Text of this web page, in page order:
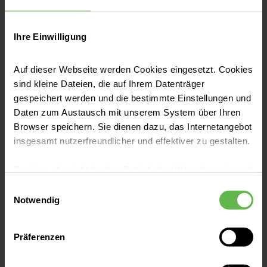
Ihre Einwilligung
Auf dieser Webseite werden Cookies eingesetzt. Cookies
sind kleine Dateien, die auf Ihrem Datenträger
gespeichert werden und die bestimmte Einstellungen und
Daten zum Austausch mit unserem System über Ihren
Browser speichern. Sie dienen dazu, das Internetangebot
insgesamt nutzerfreundlicher und effektiver zu gestalten.
eingesetzt werden.
Es steht Ihnen frei, unsere Seite mit nur den notwendigen
Cookies zu benutzen, eine individuelle Auswahl
Notwendig
Präferenzen
Patientenvortrag über Erkrankungen
Schulterbereich, Taubheitsgefühle in Armen
oder Händen gehören zu den häufigsten
Beschwerden im Alltag. Oft steckt hinter
diesen Symptomen eine Erkrankung der
Halswirbelsäule. Über Ursachen, moderne
Patientenvortrag am Mittwoch, den 27. Mai
Jetzt lesen